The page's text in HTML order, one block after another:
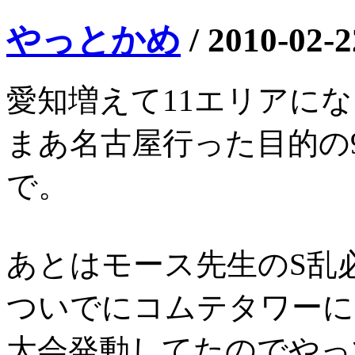
やっとかめ / 2010-02-
愛知増えて11エリアに
まあ名古屋行った目的
で。
あとはモース先生のS乱
ついでにコムテタワー